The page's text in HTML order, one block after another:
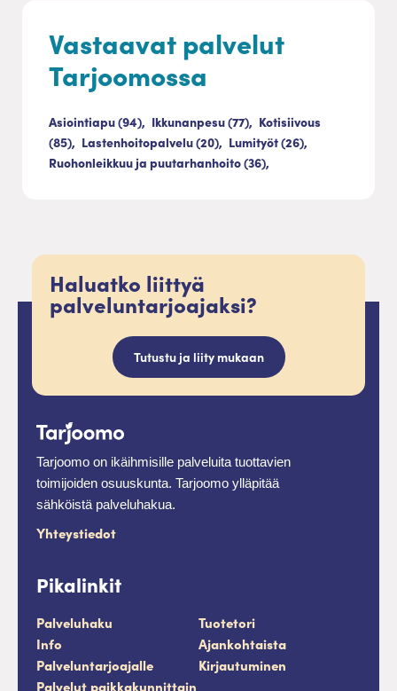
Vastaavat palvelut
Tarjoomossa
Asiointiapu (94), Ikkunanpesu (77), Kotisiivous
(85), Lastenhoitopalvelu (20), Lumityöt (26),
Ruohonleikkuu ja puutarhanhoito (36),
Haluatko liittyä
palveluntarjoajaksi?
Tutustu ja liity mukaan
Tarjoomo on ikäihmisille palveluita tuottavien
toimijoiden osuuskunta. Tarjoomo ylläpitää
sähköistä palveluhakua.
Yhteystiedot
Pikalinkit
Palveluhaku
Tuotetori
Info
Ajankohtaista
Palveluntarjoajalle
Kirjautuminen
Palvelut paikkakunnittain